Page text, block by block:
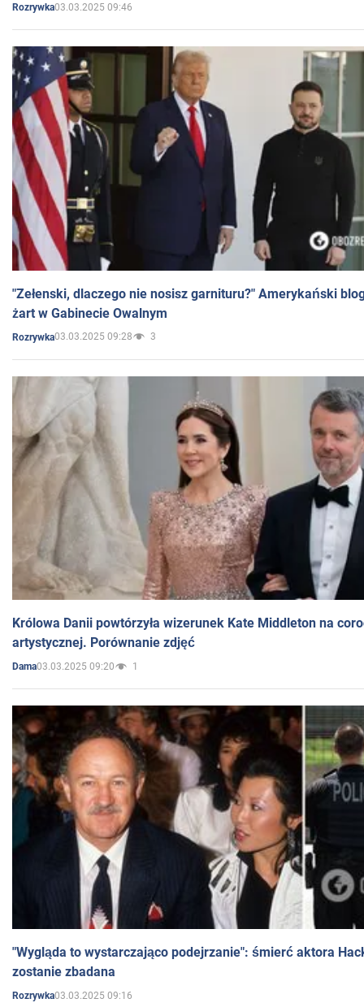
Rozrywka03.03.2025 09:46
"Zełenski, dlaczego nie nosisz garnituru?" Amerykański
żart w Gabinecie Owalnym
Rozrywka03.03.2025 09:28 3
Królowa Danii powtórzyła wizerunek Kate Middleton na
artystycznej. Porównanie zdjęć
Dama03.03.2025 09:20 1
"Wygląda to wystarczająco podejrzanie": śmierć aktora
zostanie zbadana
Rozrywka03.03.2025 09:16